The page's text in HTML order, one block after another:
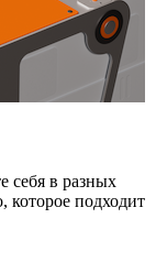
себя в разных
которое подходит